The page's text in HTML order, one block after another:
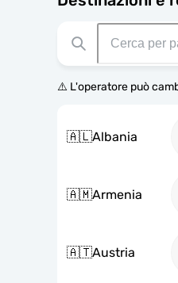
⚠️ L'operatore può
🇦🇱Albania
🇦🇲Armenia
🇦🇹Austria